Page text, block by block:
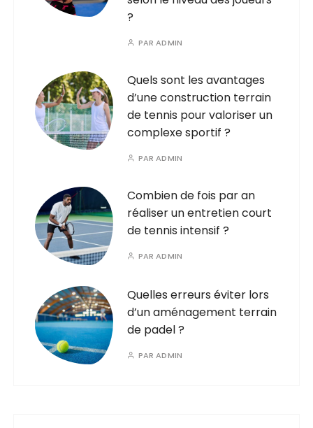
?
PARADMIN
Quels sont les avantages
d’une construction terrain
de tennis pour valoriser un
complexe sportif ?
PARADMIN
Combien de fois par an
réaliser un entretien court
de tennis intensif ?
PARADMIN
Quelles erreurs éviter lors
d’un aménagement terrain
de padel ?
PARADMIN